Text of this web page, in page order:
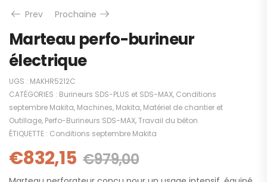
Prev
Prochaine
Marteau perfo-burineur
électrique
UGS : MAKHR5212C
CATÉGORIES : Burineurs SDS-PLUS et SDS-MAX, Conditions
septembre Makita, Machines, Makita, Matériel de chantier et
Outillage, Perfo-Burineurs SDS-MAX,Travail du béton
ÉTIQUETTE : Conditions septembre Makita
€832,15 €979,00